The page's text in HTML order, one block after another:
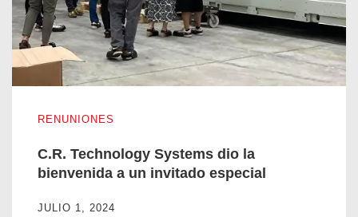
RENUNIONES
C.R. Technology Systems dio la
bienvenida a un invitado especial
JULIO 1, 2024